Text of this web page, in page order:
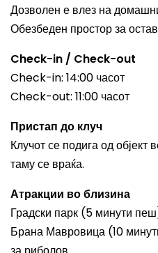
Дозволен е влез на
Обезбеден простор за
Check-in / Check-out
Check-in: 14:00 часот
Check-out: 11:00 часот
Пристап до клуч
Клучот се подига од
таму се враќа.
Атракции во близина
Градски парк (5 минути
Брана Мавровица (10